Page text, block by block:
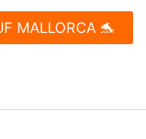
MALLORCA 🐬